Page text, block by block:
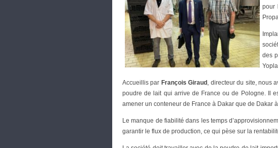
pour
des
Accueillis par François Giraud , directeur du site, nous
poudre de lait qui arrive de France ou de Pologne. Il
amener un conteneur de France à Dakar que de Dakar
Le manque de fiabilité dans les temps
garantir le flux de production, ce qui pèse sur la